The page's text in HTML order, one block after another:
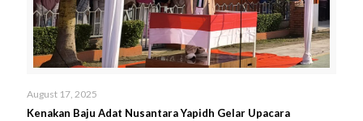
August 17, 2025
Kenakan Baju Adat Nusantara Yapidh Gelar Upacara